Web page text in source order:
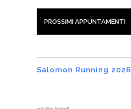
PROSSIMI APPUNTAMENTI
Salomon Running 2026